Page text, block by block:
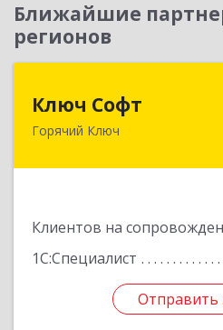
Ближайшие
регионов
Ключ Софт
Горячий Ключ
Клиентов на
1С:Специалист
Отправить
353287, Краснодарский
Отправить